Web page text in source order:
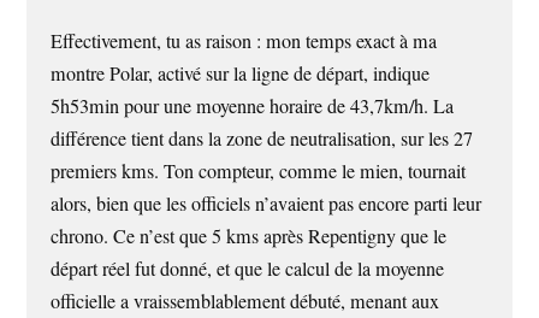
Effectivement, tu as raison : mon temps exact à ma
montre Polar, activé sur la ligne de départ, indique
5h53min pour une moyenne horaire de 43,7km/h. La
différence tient dans la zone de neutralisation, sur les 27
premiers kms. Ton compteur, comme le mien, tournait
alors, bien que les officiels n’avaient pas encore parti leur
chrono. Ce n’est que 5 kms après Repentigny que le
départ réel fut donné, et que le calcul de la moyenne
officielle a vraissemblablement débuté, menant aux